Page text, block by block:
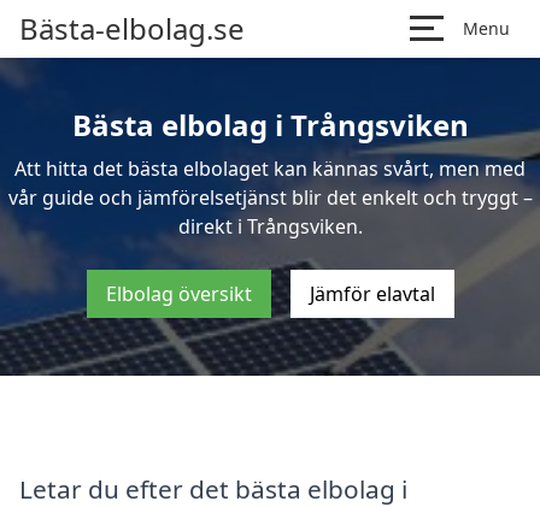
Bästa-elbolag.se Menu
Bästa elbolag i Trångsviken
Att hitta det bästa elbolaget kan kännas svårt, men med
vår guide och jämförelsetjänst blir det enkelt och tryggt –
direkt i Trångsviken.
Elbolag översikt Jämför elavtal
Letar du efter det bästa elbolag i